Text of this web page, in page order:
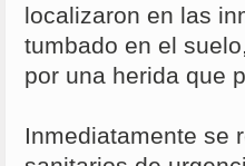
localizaron en las
tumbado en el
por una herida que
Inmediatamente se